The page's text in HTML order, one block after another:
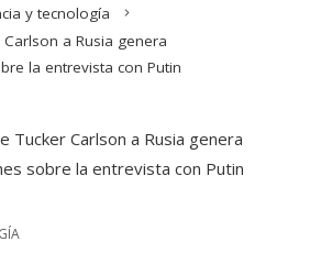
y tecnología
a Rusia genera
la entrevista con Putin